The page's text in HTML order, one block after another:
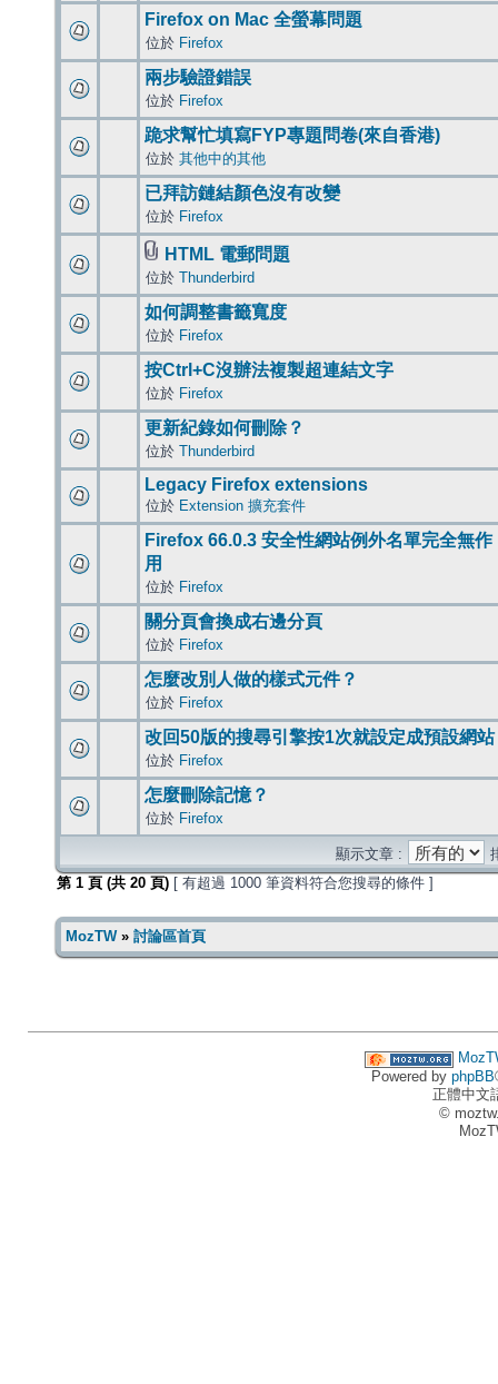
Firefox on Mac 全螢幕問題
位於 Firefox
兩步驗證錯誤
位於 Firefox
跪求幫忙填寫FYP專題問卷(來自香港)
位於 其他中的其他
已拜訪鏈結顏色沒有改變
位於 Firefox
HTML 電郵問題
位於 Thunderbird
如何調整書籤寬度
位於 Firefox
按Ctrl+C沒辦法複製超連結文字
位於 Firefox
更新紀錄如何刪除？
位於 Thunderbird
Legacy Firefox extensions
位於 Extension 擴充套件
Firefox 66.0.3 安全性網站例外名單完全無作
用
位於 Firefox
關分頁會換成右邊分頁
位於 Firefox
怎麼改別人做的樣式元件？
位於 Firefox
改回50版的搜尋引擎按1次就設定成預設網站
位於 Firefox
怎麼刪除記憶？
位於 Firefox
顯示文章 :
第 1 頁 (共 20 頁) [ 有超過 1000 筆資料符合您搜尋的條件 ]
MozTW» 討論區首頁
Powered by phpBB
正體中文
©